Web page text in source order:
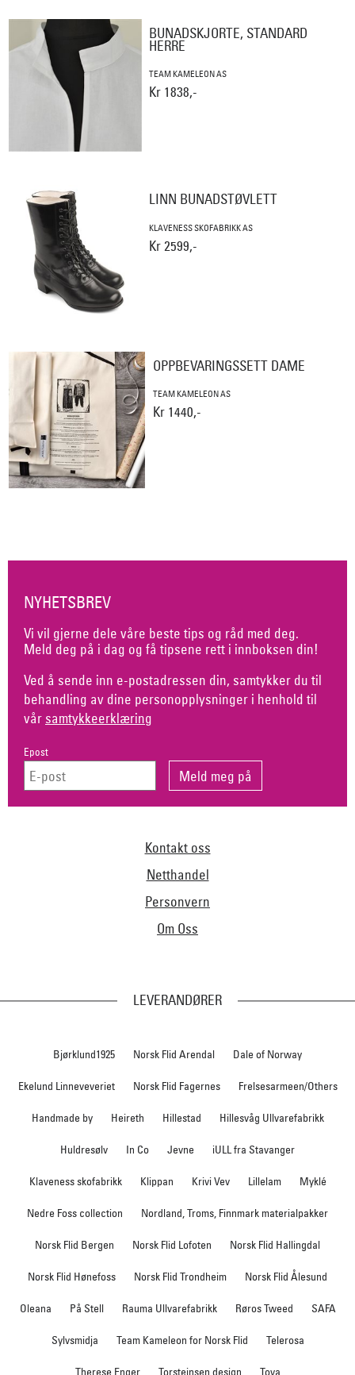
BUNADSKJORTE, STANDARD
HERRE
TEAM KAMELEON AS
Kr 1838,-
LINN BUNADSTØVLETT
KLAVENESS SKOFABRIKK AS
Kr 2599,-
OPPBEVARINGSSETT DAME
TEAM KAMELEON AS
Kr 1440,-
NYHETSBREV
Vi vil gjerne dele våre beste tips og råd med deg.
Meld deg på i dag og få tipsene rett i innboksen din!
Ved å sende inn e-postadressen din, samtykker du til
behandling av dine personopplysninger i henhold til
vår samtykkeerklæring
Epost
Kontakt oss
Netthandel
Personvern
Om Oss
LEVERANDØRER
Bjørklund1925 Norsk Flid Arendal Dale of Norway
Ekelund Linneveveriet Norsk Flid Fagernes Frelsesarmeen/Others
Handmade by Heireth Hillestad Hillesvåg Ullvarefabrikk
Huldresølv In Co Jevne iULL fra Stavanger
Klaveness skofabrikk Klippan Krivi Vev Lillelam Myklé
Nedre Foss collection Nordland, Troms, Finnmark materialpakker
Norsk Flid Bergen Norsk Flid Lofoten Norsk Flid Hallingdal
Norsk Flid Hønefoss Norsk Flid Trondheim Norsk Flid Ålesund
Oleana På Stell Rauma Ullvarefabrikk Røros Tweed SAFA
Sylvsmidja Team Kameleon for Norsk Flid Telerosa
Therese Enger Torsteinsen design Tova